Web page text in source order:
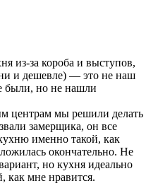
из-за короба и выступов,
и дешевле) — это не наш
были, но не нашли
центрам мы решили делать
замерщика, он все
именно такой, как
окончательно. Не
но кухня идеально
как мне нравится.